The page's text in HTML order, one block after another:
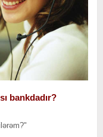
bankdadır?